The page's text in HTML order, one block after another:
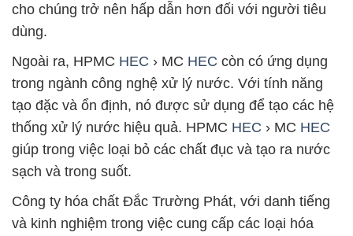
cho chúng trở nên hấp dẫn hơn đối với người tiêu
dùng.
Ngoài ra, HPMC HEC › MC HEC còn có ứng dụng
trong ngành công nghệ xử lý nước. Với tính năng
tạo đặc và ổn định, nó được sử dụng để tạo các hệ
thống xử lý nước hiệu quả. HPMC HEC › MC HEC
giúp trong việc loại bỏ các chất đục và tạo ra nước
sạch và trong suốt.
Công ty hóa chất Đắc Trường Phát, với danh tiếng
và kinh nghiệm trong việc cung cấp các loại hóa